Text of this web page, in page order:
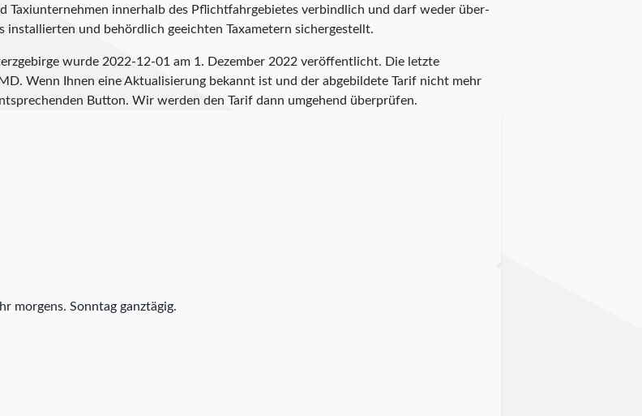
Taxiunternehmen innerhalb des Pflichtfahrgebietes verbindlich und darf weder über-
und behördlich geeichten Taxametern sichergestellt.
wurde 2022-12-01 am 1. Dezember 2022 veröffentlicht. Die letzte
. Wenn Ihnen eine Aktualisierung bekannt ist und der abgebildete Tarif nicht mehr
Button. Wir werden den Tarif dann umgehend überprüfen.
morgens. Sonntag ganztägig.